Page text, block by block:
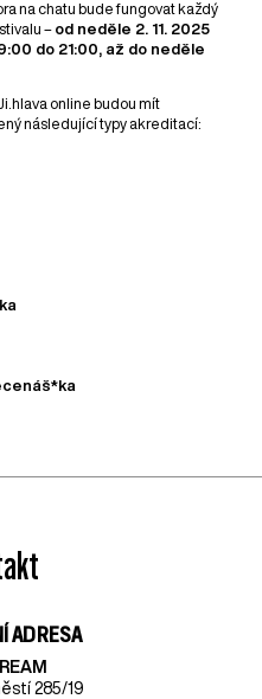
na chatu bude fungovat každý
– od neděle 2. 11. 2025
do 21:00, až do neděle
online budou mít
následující typy akreditací:
ADRESA
285/19